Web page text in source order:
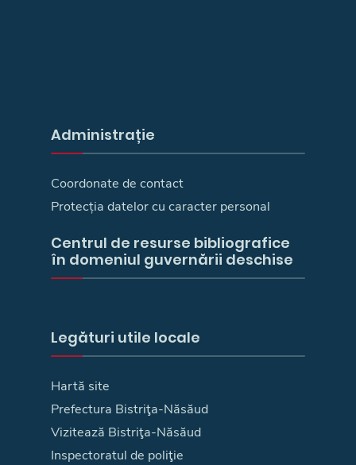
Administrație
Coordonate de contact
Protecția datelor cu caracter personal
Centrul de resurse bibliografice
în domeniul guvernării deschise
Legături utile locale
Hartă site
Prefectura Bistriţa-Năsăud
Vizitează Bistriţa-Năsăud
Inspectoratul de poliţie